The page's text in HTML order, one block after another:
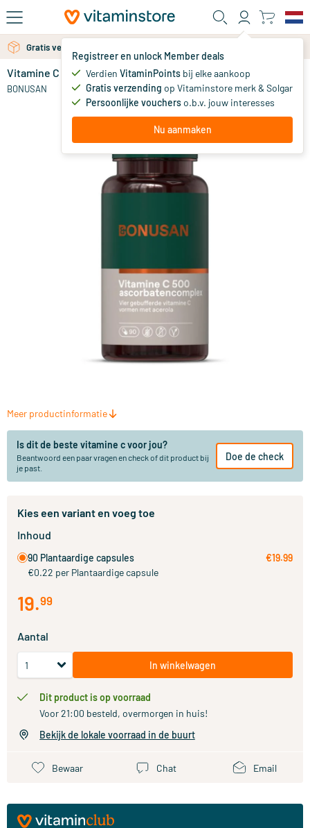
Ga naar de hoofdinhoud
Registreer en unlock Member deals
Verdien VitaminPoints bij elke aankoop
Gratis verzending op Vitaminstore merk & Solgar
Persoonlijke voucherso.b.v. jouw interesses
Nu aanmaken
Gratis verzending vanaf 25 euro
Vitamine C 500 Ascorbatencomplex
BONUSAN 19.
Meer productinformatie
Is dit de beste vitamine c voor jou?
Beantwoord een paar vragen en check of dit product bij
je past.
Doe de check
Kies een variant en voeg toe
Inhoud
90 Plantaardige capsules
€0.22 per Plantaardige capsule
€19.99
19.99
Aantal
In winkelwagen
Dit product is op voorraad
Voor 21:00 besteld, overmorgen in huis!
Bekijk de lokale voorraad in de buurt
Bewaar Chat Email